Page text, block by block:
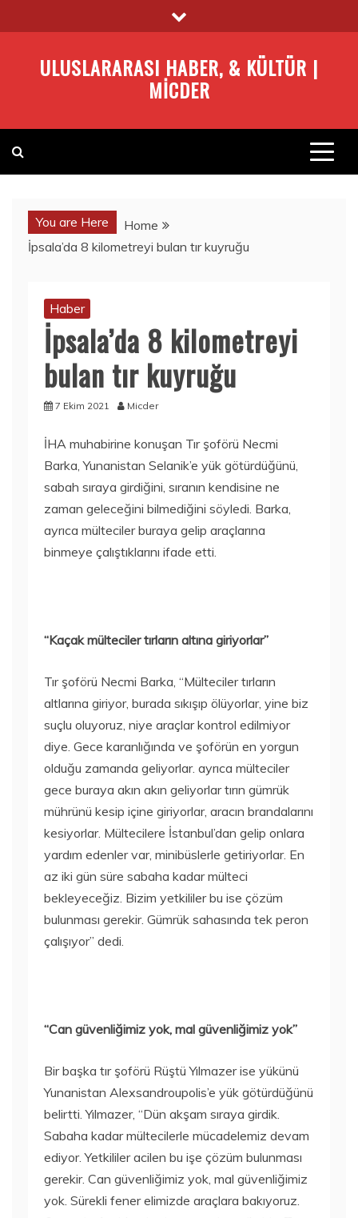
to
ULUSLARARASI HABER, & KÜLTÜR |
MICDER
You are Here
Home
İpsala’da 8 kilometreyi bulan tır kuyruğu
Haber
İpsala’da 8 kilometreyi
bulan tır kuyruğu
7 Ekim 2021 Micder
İHA muhabirine konuşan Tır şoförü Necmi
Barka, Yunanistan Selanik’e yük götürdüğünü,
sabah sıraya girdiğini, sıranın kendisine ne
zaman geleceğini bilmediğini söyledi. Barka,
ayrıca mülteciler buraya gelip araçlarına
binmeye çalıştıklarını ifade etti.
“Kaçak mülteciler tırların altına giriyorlar”
Tır şoförü Necmi Barka, “Mülteciler tırların
altlarına giriyor, burada sıkışıp ölüyorlar, yine biz
suçlu oluyoruz, niye araçlar kontrol edilmiyor
diye. Gece karanlığında ve şoförün en yorgun
olduğu zamanda geliyorlar. ayrıca mülteciler
gece buraya akın akın geliyorlar tırın gümrük
mührünü kesip içine giriyorlar, aracın brandalarını
kesiyorlar. Mültecilere İstanbul’dan gelip onlara
yardım edenler var, minibüslerle getiriyorlar. En
az iki gün süre sabaha kadar mülteci
bekleyeceğiz. Bizim yetkililer bu ise çözüm
bulunması gerekir. Gümrük sahasında tek peron
çalışıyor” dedi.
“Can güvenliğimiz yok, mal güvenliğimiz yok”
Bir başka tır şoförü Rüştü Yılmazer ise yükünü
Yunanistan Alexsandroupolis’e yük götürdüğünü
belirtti. Yılmazer, “Dün akşam sıraya girdik.
Sabaha kadar mültecilerle mücadelemiz devam
ediyor. Yetkililer acilen bu işe çözüm bulunması
gerekir. Can güvenliğimiz yok, mal güvenliğimiz
yok. Sürekli fener elimizde araçlara bakıyoruz.